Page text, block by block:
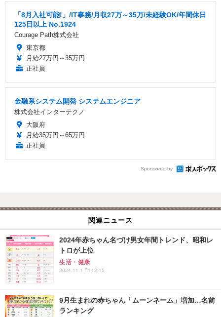
「8月入社可能!」/IT事務/月収27万～35万/未経験OK/年間休日
125日以上 No.1924
Courage Path株式会社
東京都
月給27万円～35万円
正社員
金融系システム開発 システムエンジニア
株式会社インターテクノ
大阪府
月給35万円～65万円
正社員
Sponsored by
関連ニュース
2024年赤ちゃん名づけ男女年間トレンド、昭和レ
トロが上位
生活・健康
2024.11.1 Fri 12:15
9月生まれの赤ちゃん「ムーンネーム」増加…名前
ランキング